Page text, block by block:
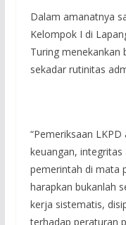
Dalam amanatnya
Kelompok I di
Turing menekankan
sekadar rutinitas
“Pemeriksaan
keuangan,
pemerintah di mata
harapkan bukanlah
kerja sistematis,
terhadap peraturan